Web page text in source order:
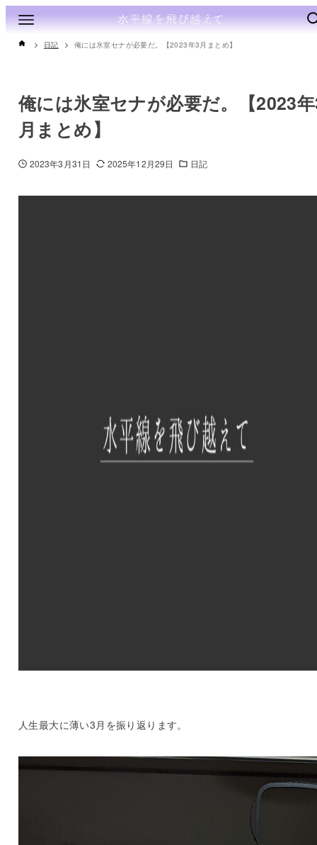
日記 俺には氷室セナが必要だ。【2023年3月まとめ】
俺には氷室セナが必要だ。【2023
月まとめ】
2023年3月31日 2025年12月29日 日記
人生最大に薄い3月を振り返ります。